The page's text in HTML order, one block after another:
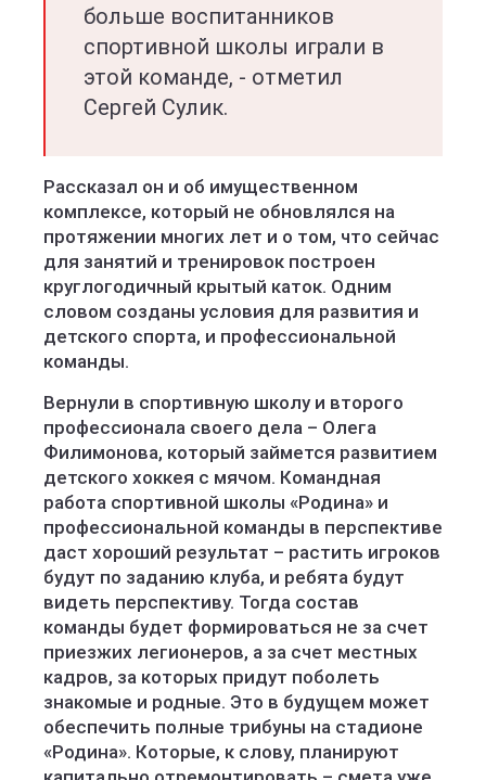
больше воспитанников
спортивной школы играли в
этой команде, - отметил
Сергей Сулик.
Рассказал он и об имущественном
комплексе, который не обновлялся на
протяжении многих лет и о том, что сейчас
для занятий и тренировок построен
круглогодичный крытый каток. Одним
словом созданы условия для развития и
детского спорта, и профессиональной
команды.
Вернули в спортивную школу и второго
профессионала своего дела – Олега
Филимонова, который займется развитием
детского хоккея с мячом. Командная
работа спортивной школы «Родина» и
профессиональной команды в перспективе
даст хороший результат – растить игроков
будут по заданию клуба, и ребята будут
видеть перспективу. Тогда состав
команды будет формироваться не за счет
приезжих легионеров, а за счет местных
кадров, за которых придут поболеть
знакомые и родные. Это в будущем может
обеспечить полные трибуны на стадионе
«Родина». Которые, к слову, планируют